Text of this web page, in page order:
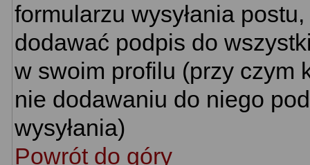
formularzu wysyłania
dodawać podpis do
w swoim profilu (przy czym
nie dodawaniu do niego
wysyłania)
Powrót do góry